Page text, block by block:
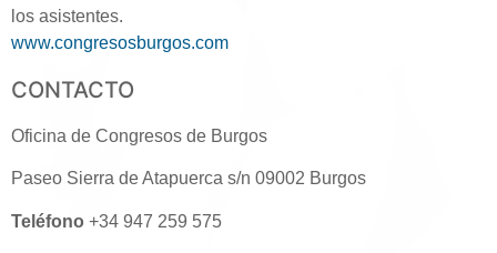
los asistentes.
www.congresosburgos.com
CONTACTO
Oficina de Congresos de Burgos
Paseo Sierra de Atapuerca s/n 09002 Burgos
Teléfono +34 947 259 575